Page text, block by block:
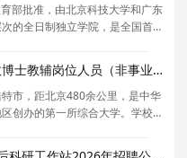
部批准，由北京科技大学和广东
的全日制独立学院，是全国首
之一。学校位于天津市宝坻区
万平方米
内蒙古大学2026年招聘32名控制数博士教辅岗位人员（非事业编制）公告
市，距北京480余公里，是中华
创办的第一所综合大学。学校
主席乌兰夫任首任校长。学校
国88所重点